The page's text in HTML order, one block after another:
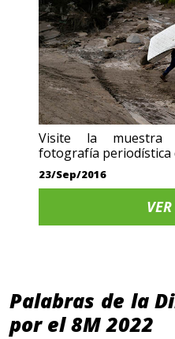
Visite la muestra
fotografía periodística
23/Sep/2016
Palabras de la
por el 8M 2022